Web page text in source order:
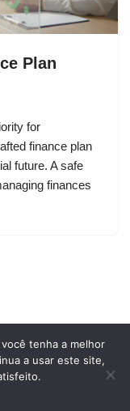
Plan
for
finance plan
future. A safe
finances
use
Us
tenha a melhor
a usar este site,